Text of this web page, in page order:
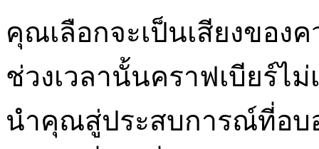
คุณเลือกจะเป็นเสียงของ
ช่วงเวลานั้นคราฟเบียร์ไ
นำคุณสู่ประสบการณ์ที่อ